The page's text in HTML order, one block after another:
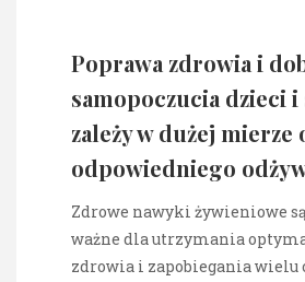
Poprawa zdrowia i
samopoczucia dzieci
zależy w dużej mierze
odpowiedniego
Zdrowe nawyki żywieniowe
ważne dla utrzymania
zdrowia i zapobiegania wielu